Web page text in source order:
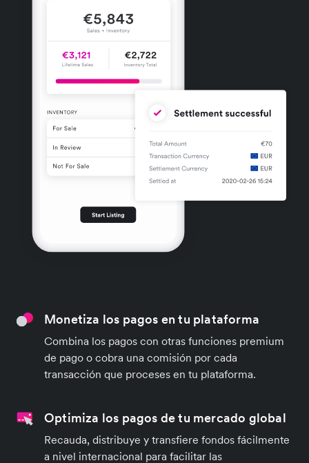
Monetiza los pagos en tu plataforma
Combina los pagos con otras funciones premium
de pago o cobra una comisión por cada
transacción que proceses en tu plataforma.
Optimiza los pagos de tu mercado global
Recauda, distribuye y transfiere fondos fácilmente
a nivel internacional para facilitar las